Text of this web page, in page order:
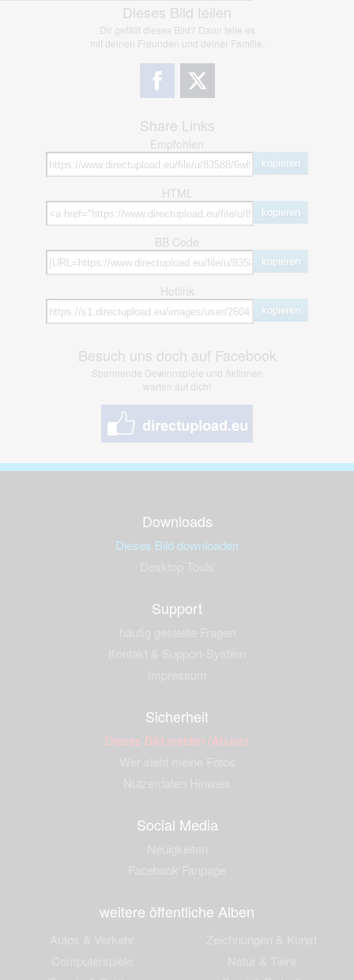
Dieses Bild teilen
Dir gefällt dieses Bild? Dann teile es
mit deinen Freunden und deiner Familie.
Share Links
Empfohlen
kopieren
HTML
kopieren
BB Code
kopieren
Hotlink
kopieren
Besuch uns doch auf Facebook
Spannende Gewinnspiele und Aktionen
warten auf dich!
Downloads
Dieses Bild downloaden
Support
Sicherheit
Dieses Bild melden (Abuse)
Social Media
weitere öffentliche Alben